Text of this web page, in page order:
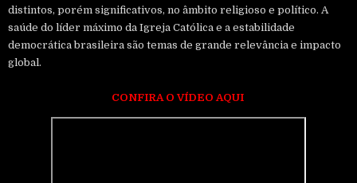
distintos, porém significativos, no âmbito religioso e político. A
saúde do líder máximo da Igreja Católica e a estabilidade
democrática brasileira são temas de grande relevância e impacto
global.
CONFIRA O VÍDEO AQUI